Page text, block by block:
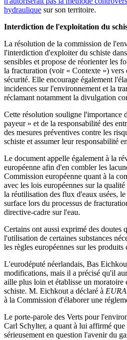
hydraulique sur son territoire.
Interdiction de l'exploitation du
La résolution de la commission de
l'interdiction d'exploiter du schiste
sensibles et propose de réorienter les
la fracturation (voir « Contexte ») vers
sécurité. Elle encourage également
incidences sur l'environnement et la
réclamant notamment la divulgation
Cette résolution souligne l'importance
payeur » et de la responsabilité des
des mesures préventives contre les
schiste et assumer leur responsabilité
Le document appelle également à la
européenne afin d'en combler les
Commission européenne quant à la
avec les lois européennes sur la
la réutilisation des flux d'eaux usées,
surface lors du processus de
directive-cadre sur l'eau.
Certains ont aussi exprimé des doutes
l'utilisation de certaines substances
les règles européennes sur les produits
L'eurodéputé néerlandais, Bas
modifications, mais il a précisé qu'il
aille plus loin et établisse un
schiste. M. Eichkout a déclaré à
à la Commission d'élaborer une
Le porte-parole des Verts pour
Carl Schylter, a quant à lui affirmé
sérieusement en question l'avenir du